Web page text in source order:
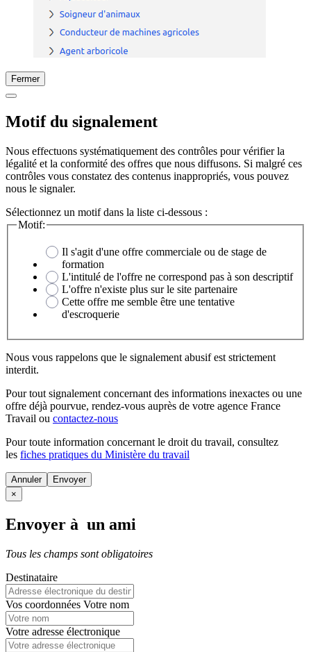
Fermer
Motif du signalement
Nous effectuons systématiquement des contrôles pour vérifier la
légalité et la conformité des offres que nous diffusons. Si malgré ces
contrôles vous constatez des contenus inappropriés, vous pouvez
nous le signaler.
Sélectionnez un motif dans la liste ci-dessous :
Motif:
Il s'agit d'une offre commerciale ou de stage de
formation
L'intitulé de l'offre ne correspond pas à son descriptif
L'offre n'existe plus sur le site partenaire
Cette offre me semble être une tentative
d'escroquerie
Nous vous rappelons que le signalement abusif est strictement
interdit.
Pour tout signalement concernant des informations inexactes ou une
offre déjà pourvue, rendez-vous auprès de votre agence France
Travail ou contactez-nous
Pour toute information concernant le droit du travail, consultez
les fiches pratiques du Ministère du travail
Annuler
×
Envoyer à un ami
Tous les champs sont obligatoires
Destinataire
Vos coordonnées Votre nom
Votre adresse électronique